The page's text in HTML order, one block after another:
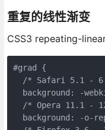
重复的线性渐变
CSS3 repeating-
#grad
{
/* Safari 5.1 -
background : -
/* Opera 11.1 -
background : -o-